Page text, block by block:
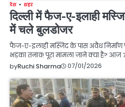
देश शहर
दिल्ली में फैज-ए-इलाही
में चले बुलडोजर
फैज-ए-इलाही मस्जिद के पास अवैध निर्माण
भड़का तनाव! पूरा मामला जाने क्या है? आज
byRuchi Sharma 07/01/2026